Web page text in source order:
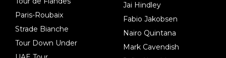
Paris-Roubaix
Strade Bianche
Tour Down Under
Jai Hindley
Fabio Jakobsen
Nairo Quintana
Mark Cavendish